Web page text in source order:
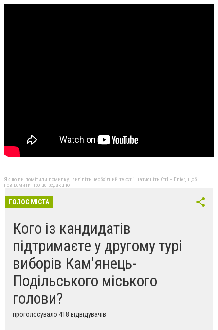
Якщо ви помітили помилку, виділіть необхідний текст і натисніть Ctrl + Enter, щоб
повідомити про це редакцію
ГОЛОС МІСТА
Кого із кандидатів
підтримаєте у другому турі
виборів Кам'янець-
Подільського міського
голови?
проголосувало 418 відвідувачів